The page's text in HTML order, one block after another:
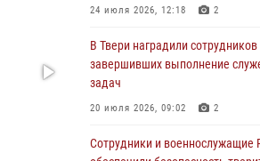
области
27 июля 2026, 08:29
В Твери наградили призеров
24 июля 2026, 12:18 2
24 июля 2026, 12:18 2
В Твери наградили сотрудников
завершивших выполнение
задач
20 июля 2026, 09:02 2
Сотрудники и военнослужащие